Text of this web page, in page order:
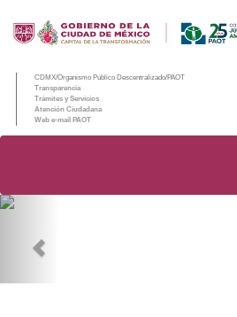
CDMX/Organismo Público Descentralizado/PAOT
Transparencia
Trámites y Servicios
Atención Ciudadana
Web e-mail PAOT